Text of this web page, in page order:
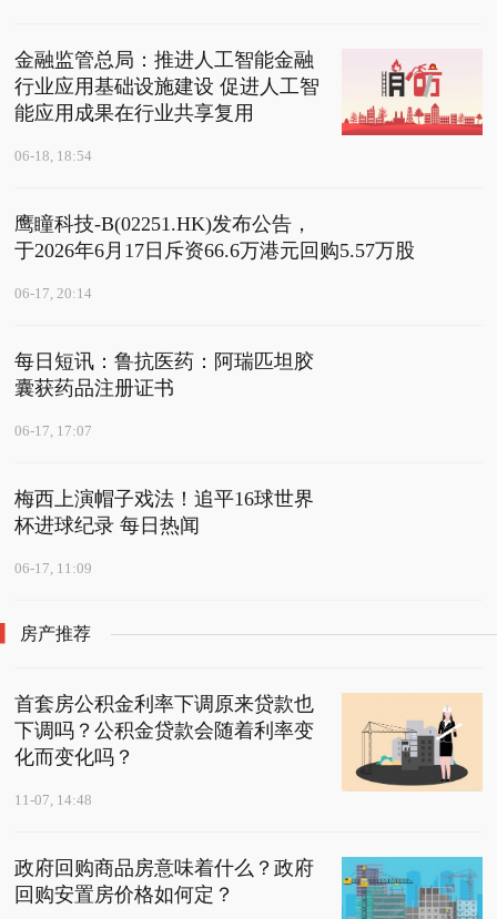
金融监管总局：推进人工智能金融
行业应用基础设施建设 促进人工智
能应用成果在行业共享复用
06-18, 18:54
鹰瞳科技-B(02251.HK)发布公告，
于2026年6月17日斥资66.6万港元回购5.57万股
06-17, 20:14
每日短讯：鲁抗医药：阿瑞匹坦胶
囊获药品注册证书
06-17, 17:07
梅西上演帽子戏法！追平16球世界
杯进球纪录 每日热闻
06-17, 11:09
房产推荐
首套房公积金利率下调原来贷款也
下调吗？公积金贷款会随着利率变
化而变化吗？
11-07, 14:48
政府回购商品房意味着什么？政府
回购安置房价格如何定？